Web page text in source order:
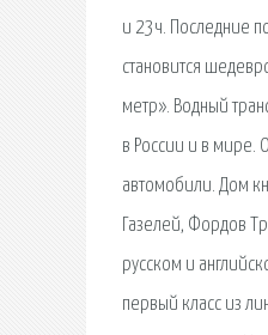
и 23ч. Последние
становится
метр». Водный
в России и в мире.
автомобили. Дом
Газелей, Фордов
русском и
первый класс из